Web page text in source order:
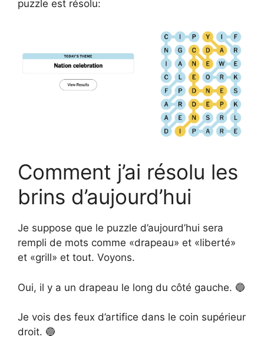
puzzle est résolu:
Comment j’ai résolu les
brins d’aujourd’hui
Je suppose que le puzzle d’aujourd’hui sera
rempli de mots comme «drapeau» et «liberté»
et «grill» et tout. Voyons.
Oui, il y a un drapeau le long du côté gauche. 🔵
Je vois des feux d’artifice dans le coin supérieur
droit. 🔵